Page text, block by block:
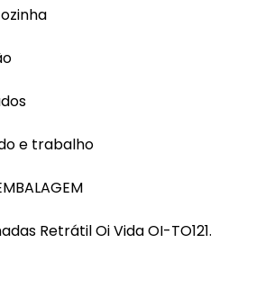
e trabalho
Retrátil Oi Vida OI-TO121.